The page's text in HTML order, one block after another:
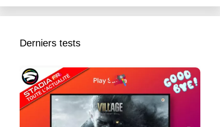
Derniers tests